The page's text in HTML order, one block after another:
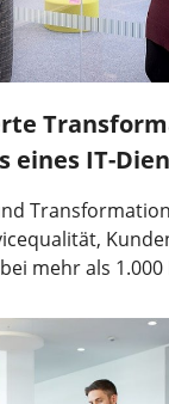
eines IT-
mehr als